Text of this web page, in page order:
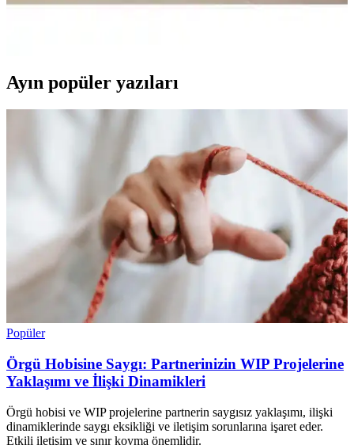
Bej renkli Madame Coco Giverny banyo paspası, yüksek kaliteli
Ayın popüler yazıları
Popüler
Örgü Hobisine Saygı: Partnerinizin WIP Projelerine
Yaklaşımı ve İlişki Dinamikleri
Örgü hobisi ve WIP projelerine partnerin saygısız yaklaşımı, ilişki
dinamiklerinde saygı eksikliği ve iletişim sorunlarına işaret eder.
Etkili iletişim ve sınır koyma önemlidir.